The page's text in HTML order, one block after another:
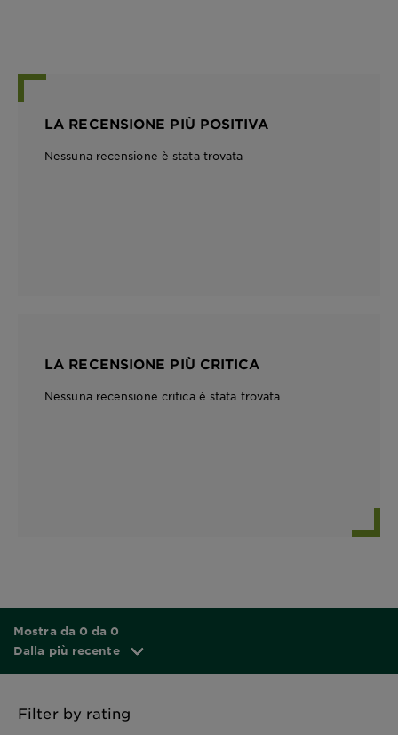
LA RECENSIONE PIÙ POSITIVA
Nessuna recensione è stata trovata
LA RECENSIONE PIÙ CRITICA
Nessuna recensione critica è stata trovata
Mostra da 0 da 0
Dalla più recente
Filter by rating